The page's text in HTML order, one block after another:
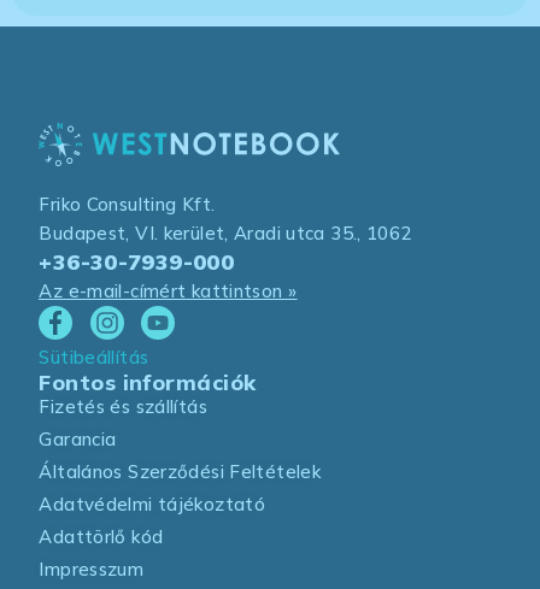
Friko Consulting Kft.
Budapest, VI. kerület, Aradi utca 35., 1062
+36-30-7939-000
Az e-mail-címért kattintson »
Sütibeállítás
Fontos információk
Fizetés és szállítás
Garancia
Általános Szerződési Feltételek
Adatvédelmi tájékoztató
Adattörlő kód
Impresszum